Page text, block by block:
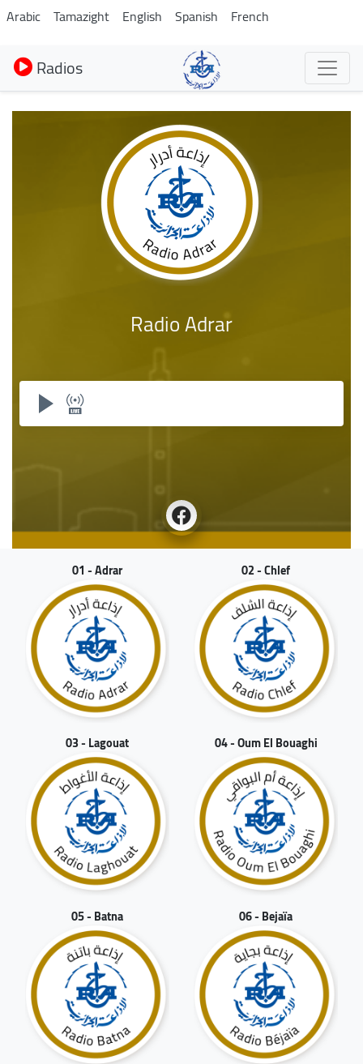
Aller
au
contenu
principal
Arabic Tamazight English Spanish French
Radios
Radio Adrar
01 - Adrar 02 - Chlef
03 - Lagouat 04 - Oum El Bouaghi
05 - Batna 06 - Bejaïa